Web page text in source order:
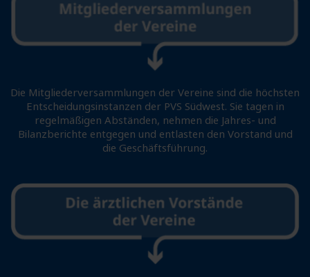
Die Mitgliederversammlungen der Vereine sind die höchsten
Entscheidungsinstanzen der PVS Südwest. Sie tagen in
regelmäßigen Abständen, nehmen die Jahres- und
Bilanzberichte entgegen und entlasten den Vorstand und
die Geschäftsführung.